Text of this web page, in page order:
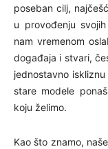
poseban cilj,
u provođenju
nam vremenom
događaja i stvari,
jednostavno
stare modele
koju želimo.
Kao što znamo,